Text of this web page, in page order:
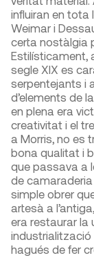
influiran en tota
Weimar i
certa nostàlgia
Estilísticament,
segle XIX es
serpentejants i
d’elements de
en plena era
creativitat i el
a Morris, no es
bona qualitat i
que passava a
de
simple obrer
artesà a
era restaurar la
industrialització
hagués de fer